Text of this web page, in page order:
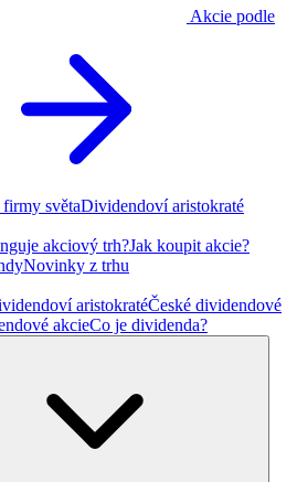
Akcie podle
světaDividendoví aristokraté
akciový trh?Jak koupit akcie?
Novinky z trhu
aristokratéČeské dividendové
akcieCo je dividenda?